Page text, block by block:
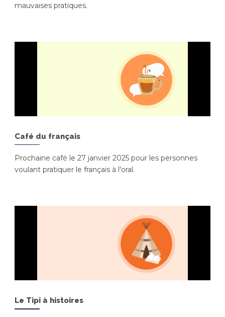
mauvaises pratiques.
Café du français
Prochaine café le 27 janvier 2025 pour les personnes
voulant pratiquer le français à l'oral.
Le Tipi à histoires